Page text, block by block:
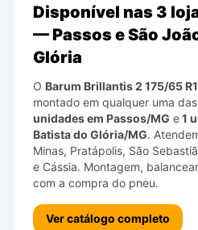
Disponível nas 3
— Passos e São
Glória
O Barum Brillantis 2 175/65
montado em qualquer uma
unidades em Passos/MG e1
Batista do Glória/MG.
Minas, Pratápolis, São
e Cássia. Montagem,
com a compra do pneu.
Ver catálogo completo